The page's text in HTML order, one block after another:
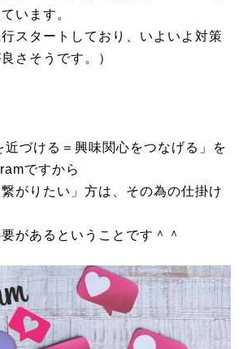
います。
行スタートしており、いよいよ対策
さそうです。）
近づける＝興味関心をつなげる」を
ですから
繋がりたい」方は、その為の仕掛け
があるということです＾＾